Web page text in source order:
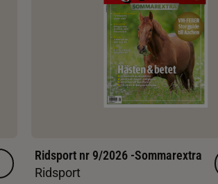
Ridsport nr 9/2026 -Sommarextra
Ridsport